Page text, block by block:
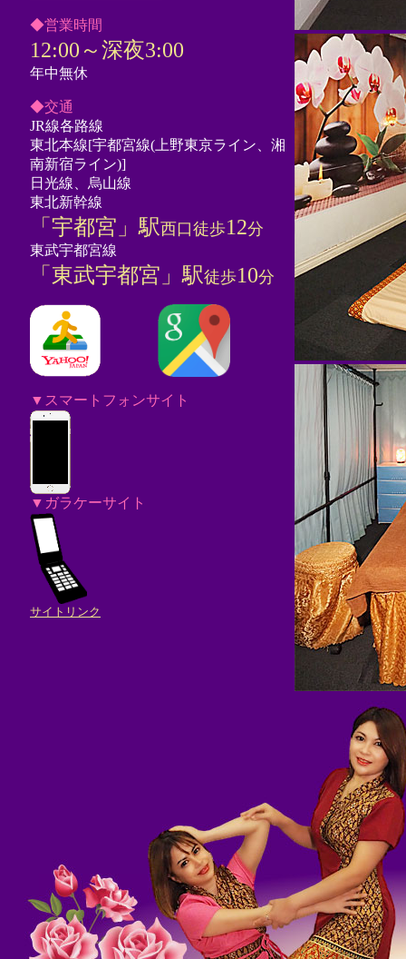
◆営業時間
12:00～深夜3:00
年中無休
◆交通
JR線各路線
東北本線[宇都宮線(上野東京ライン、湘
南新宿ライン)]
日光線、烏山線
東北新幹線
「宇都宮」駅西口徒歩12分
東武宇都宮線
「東武宇都宮」駅徒歩10分
▼スマートフォンサイト
▼ガラケーサイト
サイトリンク